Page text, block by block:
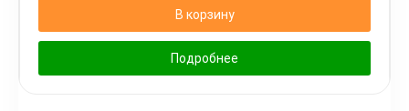
В корзину
Подробнее